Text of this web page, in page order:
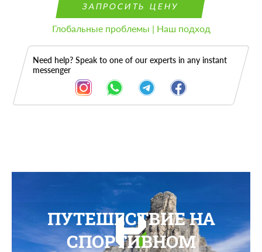
ЗАПРОСИТЬ ЦЕНУ
Глобальные проблемы | Наш подход
Need help? Speak to one of our experts in any instant
messenger
ПУТЕШЕСТВИЕ НА
СПОРТИВНОМ